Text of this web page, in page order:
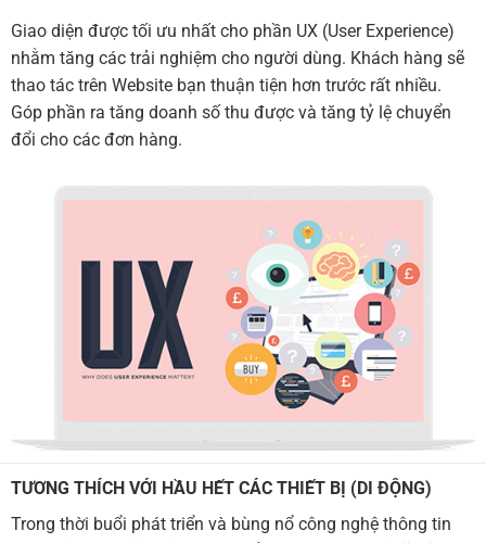
Giao diện được tối ưu nhất cho phần UX (User Experience)
nhằm tăng các trải nghiệm cho người dùng. Khách hàng sẽ
thao tác trên Website bạn thuận tiện hơn trước rất nhiều.
Góp phần ra tăng doanh số thu được và tăng tỷ lệ chuyển
đổi cho các đơn hàng.
TƯƠNG THÍCH VỚI HẦU HẾT CÁC THIẾT BỊ (DI ĐỘNG)
Trong thời buổi phát triển và bùng nổ công nghệ thông tin